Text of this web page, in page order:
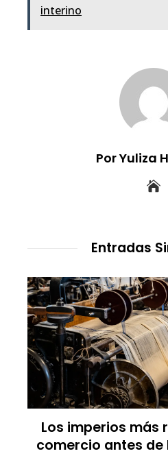
interino
Por Yuliza
Entradas
Los imperios más
comercio antes